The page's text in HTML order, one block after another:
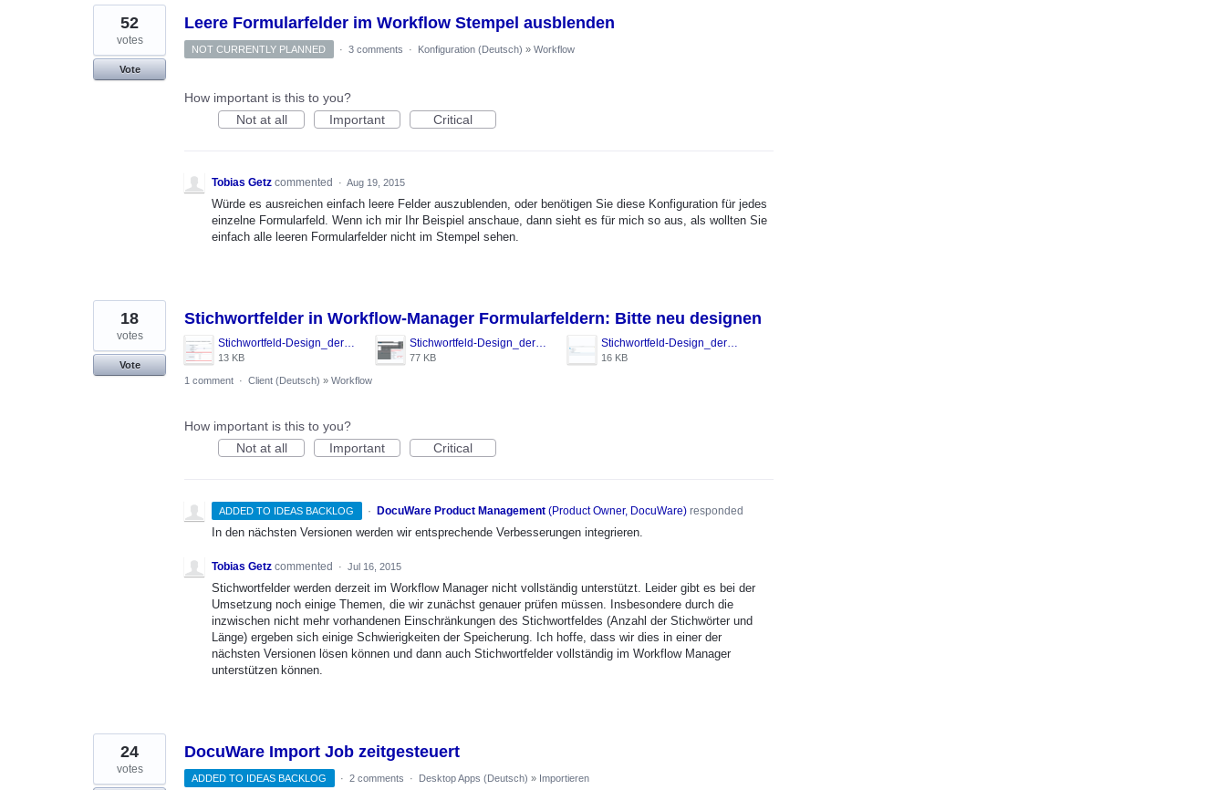
Leere Formularfelder im Workflow Stempel ausblenden
52
votes
Vote
NOT CURRENTLY PLANNED · 3 comments · Konfiguration (Deutsch) » Workflow
How important is this to you?
Not at all
Important Critical
Tobias Getz commented · Aug 19, 2015
Würde es ausreichen einfach leere Felder auszublenden, oder benötigen Sie diese Konfiguration für jedes
einzelne Formularfeld. Wenn ich mir Ihr Beispiel anschaue, dann sieht es für mich so aus, als wollten Sie
einfach alle leeren Formularfelder nicht im Stempel sehen.
Stichwortfelder in Workflow-Manager Formularfeldern: Bitte neu designen
13 KB 77 KB 16 KB
18
votes
Vote
1 comment · Client (Deutsch) » Workflow
How important is this to you?
Not at all
Important Critical
ADDED TO IDEAS BACKLOG · DocuWare Product Management (Product Owner, DocuWare)responded
In den nächsten Versionen werden wir entsprechende Verbesserungen integrieren.
Tobias Getz commented · Jul 16, 2015
Stichwortfelder werden derzeit im Workflow Manager nicht vollständig unterstützt. Leider gibt es bei der
Umsetzung noch einige Themen, die wir zunächst genauer prüfen müssen. Insbesondere durch die
inzwischen nicht mehr vorhandenen Einschränkungen des Stichwortfeldes (Anzahl der Stichwörter und
Länge) ergeben sich einige Schwierigkeiten der Speicherung. Ich hoffe, dass wir dies in einer der
nächsten Versionen lösen können und dann auch Stichwortfelder vollständig im Workflow Manager
unterstützen können.
DocuWare Import Job zeitgesteuert
24
votes
ADDED TO IDEAS BACKLOG · 2 comments · Desktop Apps (Deutsch) » Importieren